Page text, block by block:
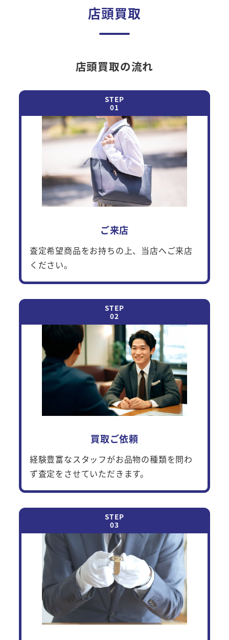
店頭買取
店頭買取の流れ
ご来店
査定希望商品をお持ちの上、当店へご来店
ください。
買取ご依頼
経験豊富なスタッフがお品物の種類を問わ
ず査定をさせていただきます。